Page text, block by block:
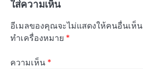
ใส่ความเห็น
อีเมลของคุณจะไม่แสดงให้คนอื่นเห็น
ทำเครื่องหมาย *
ความเห็น *